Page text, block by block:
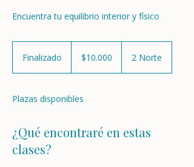
Encuentra tu equilibrio interior y físico
Finalizado
l
a
chilenos
$10.000 2 Norte
Plazas disponibles
¿Qué encontraré en estas
clases?